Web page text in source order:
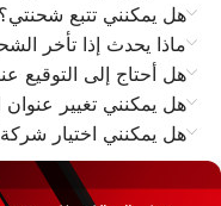
هل يمكنني تتبع شحنتي؟
ماذا يحدث إذا تأخر
هل أحتاج إلى التوقيع
هل يمكنني تغيير
هل يمكنني اختيار